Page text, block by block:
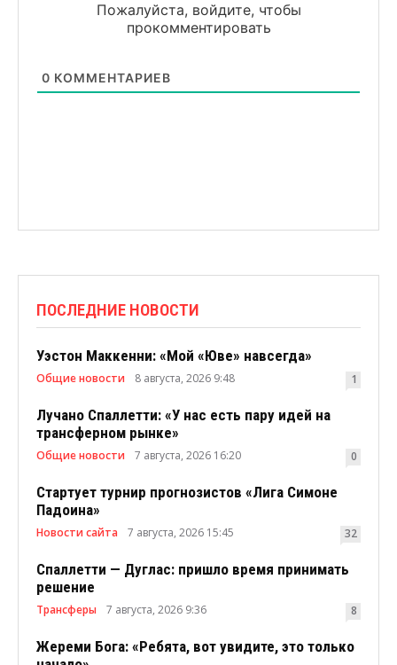
Пожалуйста, войдите, чтобы
прокомментировать
0 КОММЕНТАРИЕВ
ПОСЛЕДНИЕ НОВОСТИ
Уэстон Маккенни: «Мой «Юве» навсегда»
Общие новости 8 августа, 2026 9:48 1
Лучано Спаллетти: «У нас есть пару идей на
трансферном рынке»
Общие новости 7 августа, 2026 16:20 0
Стартует турнир прогнозистов «Лига Симоне
Падоина»
Новости сайта 7 августа, 2026 15:45 32
Спаллетти — Дуглас: пришло время принимать
решение
Трансферы 7 августа, 2026 9:36 8
Жереми Бога: «Ребята, вот увидите, это только